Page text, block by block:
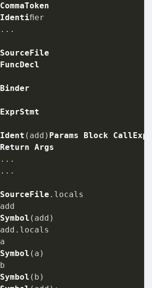
CommaToken
Identiﬁer
...
SourceFile
FuncDecl
Binder
ExprStmt
Ident (add) Params Block
CallExpr
Return Args
...
...
SourceFile . locals
Symbol (add)
add. locals
Symbol (a)
Symbol